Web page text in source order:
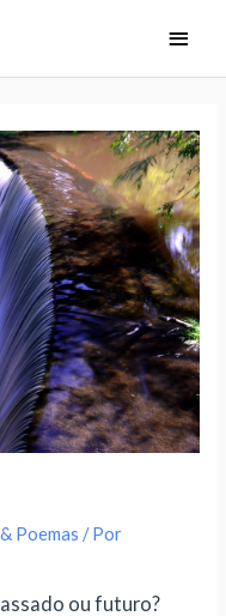
Poemas / Por
ou futuro?